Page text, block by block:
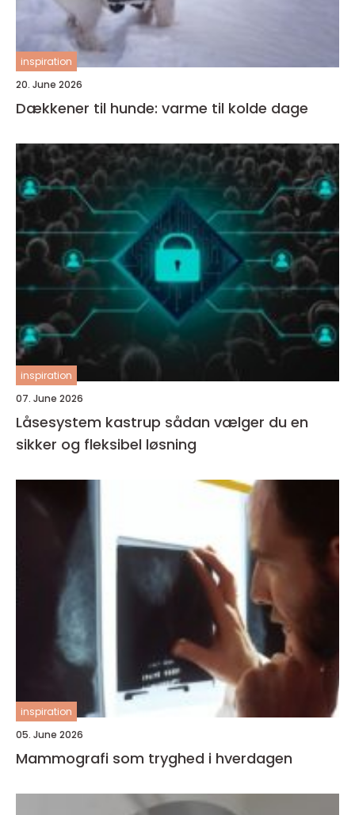
inspiration
20. June 2026
Dækkener til hunde: varme til kolde dage
inspiration
07. June 2026
Låsesystem kastrup sådan vælger du en
sikker og fleksibel løsning
inspiration
05. June 2026
Mammografi som tryghed i hverdagen